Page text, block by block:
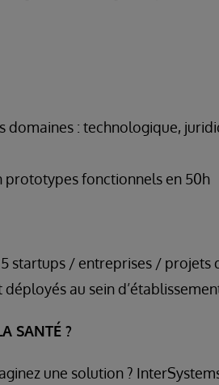
domaines : technologique,
prototypes fonctionnels en 50h
startups / entreprises / projets
au sein
SANTÉ ?
une solution ?